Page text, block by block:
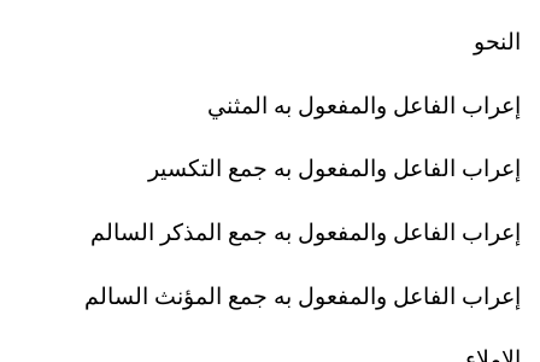
النحو
إعراب الفاعل والمفعول به المثني
إعراب الفاعل والمفعول به جمع التكسير
إعراب الفاعل والمفعول به جمع المذكر السالم
إعراب الفاعل والمفعول به جمع المؤنث السالم